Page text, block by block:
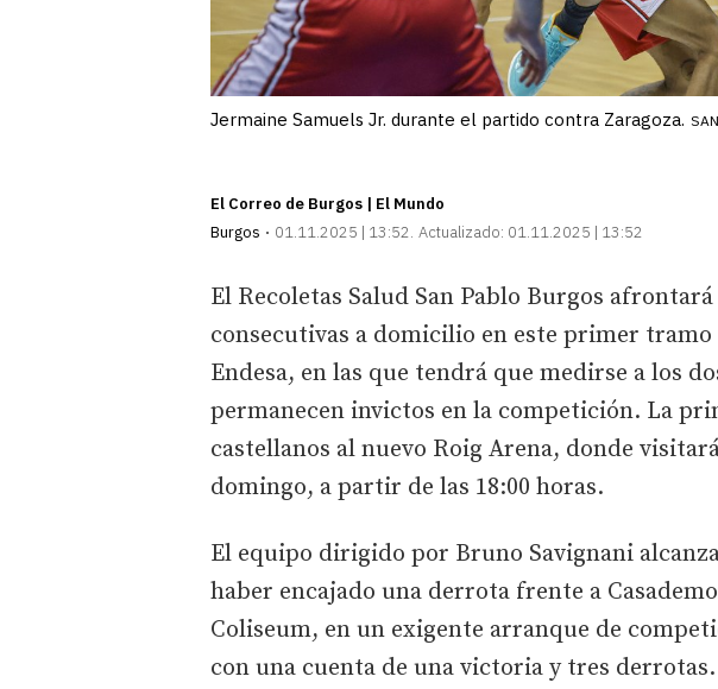
Jermaine Samuels Jr. durante el partido contra Zaragoza.
El Correo de Burgos | El Mundo
Burgos
01.11.2025 | 13:52 Actualizado: 01.11.2025 | 13:52
El Recoletas Salud San Pablo Burgos
consecutivas a domicilio en este primer
Endesa, en las que tendrá que medirse a los
permanecen invictos en la competición. La
castellanos al nuevo Roig Arena, donde
domingo, a partir de las 18:00 horas.
El equipo dirigido por Bruno Savignani
haber encajado una derrota frente a
Coliseum, en un exigente arranque de
con una cuenta de una victoria y tres